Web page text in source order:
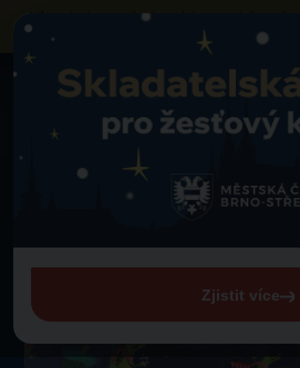
Výzva k obsazení vybraných prodejních míst
neziskovými organizacemi a
Zpět na merch Merch
Vánoční
Zjistit více